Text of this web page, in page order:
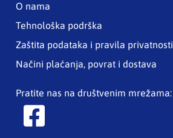
O nama
Tehnološka podrška
Zaštita podataka i pravila privatnosti
Načini plaćanja, povrat i dostava
Pratite nas na društvenim mrežama: